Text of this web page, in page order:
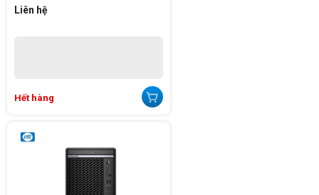
Liên hệ
Hết hàng